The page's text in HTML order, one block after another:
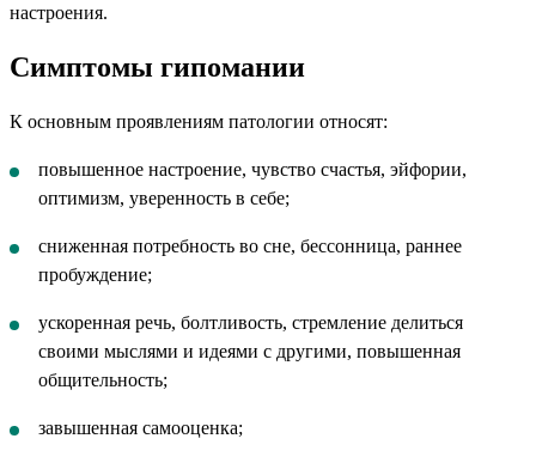
настроения.
Симптомы гипомании
К основным проявлениям патологии относят:
повышенное настроение, чувство счастья, эйфории,
оптимизм, уверенность в себе;
сниженная потребность во сне, бессонница, раннее
пробуждение;
ускоренная речь, болтливость, стремление делиться
своими мыслями и идеями с другими, повышенная
общительность;
завышенная самооценка;